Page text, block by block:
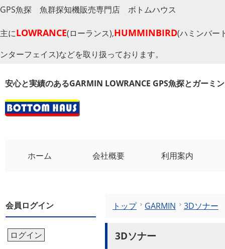
GPS魚探 魚群探知機販売専門店 ボトムハウス
主にLOWRANCE(ローランス),HUMMINBIRD(ハミンバー
ンターフェイス)などを取り扱っております。
安心と実績のあるGARMIN LOWRANCE GPS魚探とガーミ
ホーム 会社概要 利用案内
会員ログイン
ログイン
トップ GARMIN 3Dソナー
3Dソナー